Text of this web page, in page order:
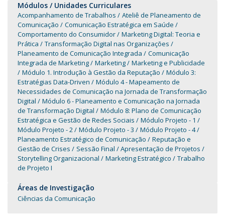
Módulos / Unidades Curriculares
Acompanhamento de Trabalhos
Ateliê de Planeamento de
Comunicação
Comunicação Estratégica em Saúde
Comportamento do Consumidor
Marketing Digital: Teoria e
Prática
Transformação Digital nas Organizações
Planeamento de Comunicação Integrada
Comunicação
Integrada de Marketing
Marketing
Marketing e Publicidade
Módulo 1. Introdução à Gestão da Reputação
Módulo 3:
Estratégias Data-Driven
Módulo 4 - Mapeamento de
Necessidades de Comunicação na Jornada de Transformação
Digital
Módulo 6 - Planeamento e Comunicação na Jornada
de Transformação Digital
Módulo 8: Plano de Comunicação
Estratégica e Gestão de Redes Sociais
Módulo Projeto - 1
Módulo Projeto - 2
Módulo Projeto - 3
Módulo Projeto - 4
Planeamento Estratégico de Comunicação
Reputação e
Gestão de Crises
Sessão Final / Apresentação de Projetos
Storytelling Organizacional
Marketing Estratégico
Trabalho
de Projeto I
Áreas de Investigação
Ciências da Comunicação